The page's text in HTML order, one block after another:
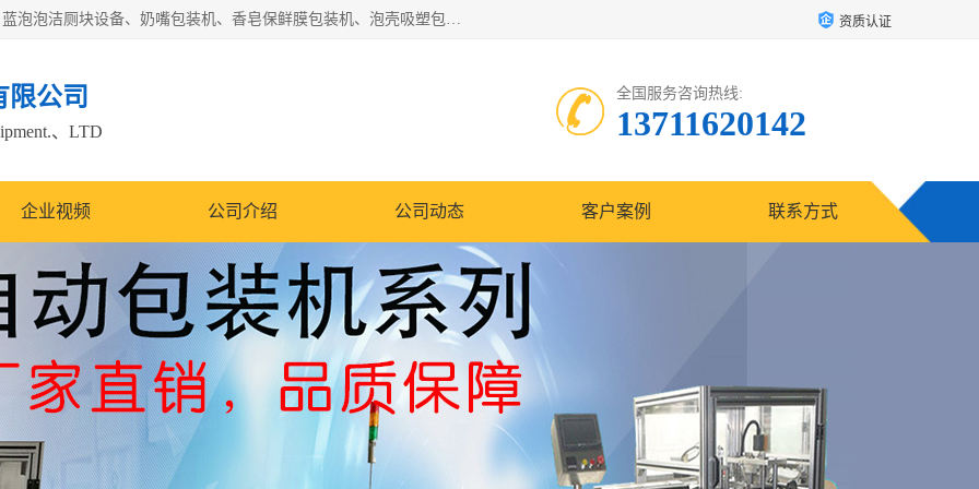
广州盈溢鑫自动化设备有限公司主要产品有茶饼棉纸包装机、蓝泡泡洁厕块设备、奶嘴包装机、香皂保鲜膜包装机、泡壳吸塑包装机、手工皂包装机、百褶机等产品，并根据客户要求生产非标自动化机械及生产线。欢迎广大客户来电咨询！ 资质认证
公司
、LTD
全国服务咨询热线:
13711620142
企业视频 公司介绍 公司动态 客户案例 联系方式